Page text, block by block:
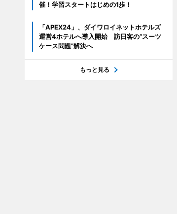
催！学習スタートはじめの1歩！
「APEX24」、ダイワロイネットホテルズ
運営4ホテルへ導入開始 訪日客の“スーツ
ケース問題”解決へ
もっと見る